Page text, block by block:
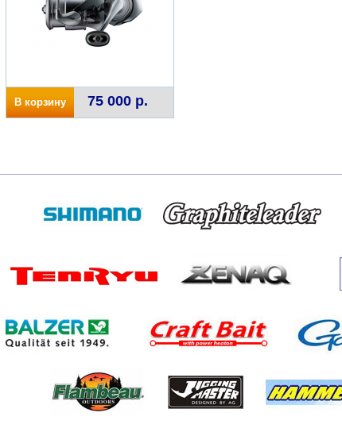
В корзину 75 000 р.